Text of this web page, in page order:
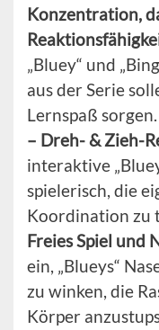
Konzentration,
„Bluey“ und
aus der Serie
Lernspaß
– Dreh- & Zieh-
interaktive
spielerisch, die
Koordination zu
Freies Spiel und
ein, „Blueys“
zu winken, die
Körper